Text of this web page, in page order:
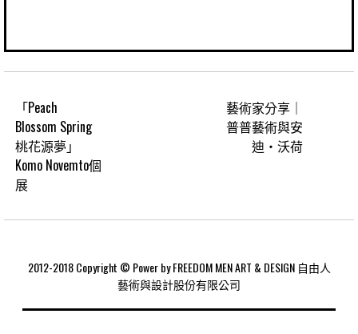
「Peach
Blossom Spring
桃花源夢」
Komo Novemto個
展
藝術家分享｜
普普藝術與安
迪‧沃荷
2012-2018 Copyright © Power by FREEDOM MEN ART & DESIGN 自由人
藝術與設計股份有限公司